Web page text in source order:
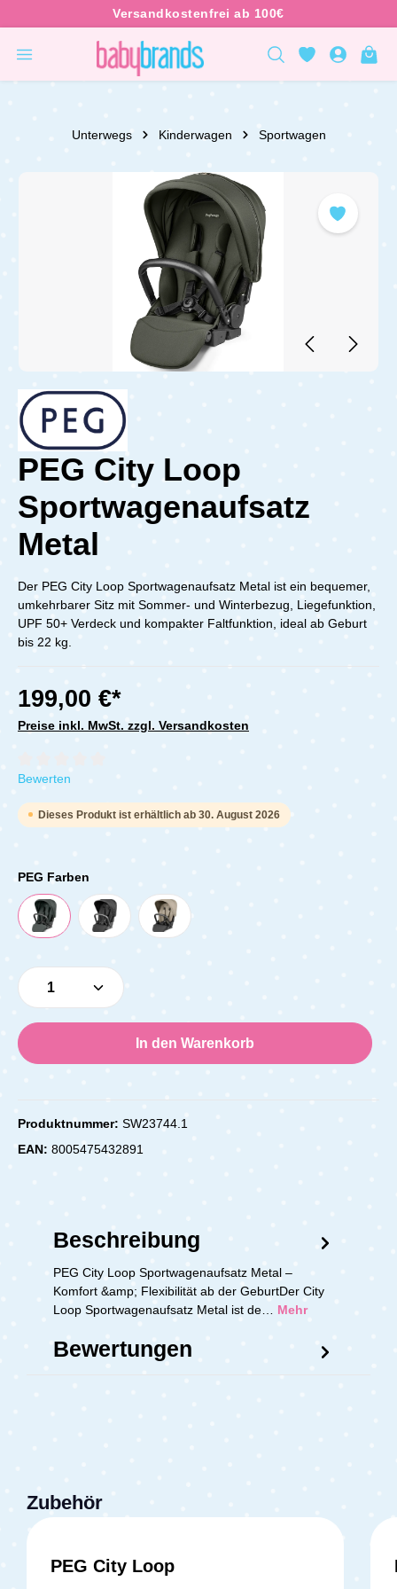
Unterwegs Kinderwagen Sportwagen
PEG City Loop
Sportwagenaufsatz
Metal
Der PEG City Loop Sportwagenaufsatz Metal ist ein bequemer,
umkehrbarer Sitz mit Sommer- und Winterbezug, Liegefunktion,
UPF 50+ Verdeck und kompakter Faltfunktion, ideal ab Geburt
bis 22 kg.
199,00 €*
Preise inkl. MwSt. zzgl. Versandkosten
Durchschnittliche Bewertung von 0 von 5 Sternen
Bewerten
Dieses Produkt ist erhältlich ab 30. August 2026
PEG Farben
Produkt Anzahl: Gib den gewünschten
In den Warenkorb
Produktnummer: SW23744.1
EAN: 8005475432891
Beschreibung
PEG City Loop Sportwagenaufsatz Metal –
Komfort &amp; Flexibilität ab der GeburtDer City
Loop Sportwagenaufsatz Metal ist de… Mehr
Bewertungen
Zubehör
PEG City Loop